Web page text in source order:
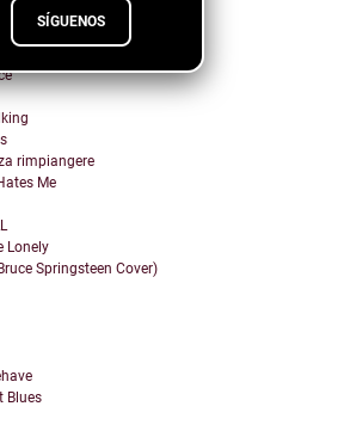
SÍGUENOS
You
rimpiangere
Me
Lonely
Springsteen Cover)
Blues